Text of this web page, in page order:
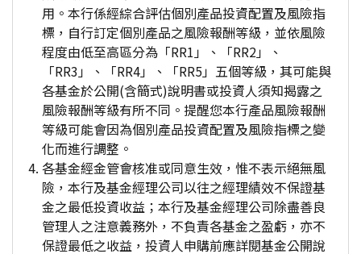
用。本行係經綜合評估個別產品投資配置及風險指
標，自行訂定個別產品之風險報酬等級，並依風險
程度由低至高區分為「RR1」、「RR2」、
「RR3」、「RR4」、「RR5」五個等級，其可能與
各基金於公開(含簡式)說明書或投資人須知揭露之
風險報酬等級有所不同。提醒您本行產品風險報酬
等級可能會因為個別產品投資配置及風險指標之變
化而進行調整。
各基金經金管會核准或同意生效，惟不表示絕無風
險，本行及基金經理公司以往之經理績效不保證基
金之最低投資收益；本行及基金經理公司除盡善良
管理人之注意義務外，不負責各基金之盈虧，亦不
保證最低之收益，投資人申購前應詳閱基金公開說